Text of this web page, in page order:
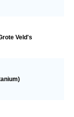
Veld's